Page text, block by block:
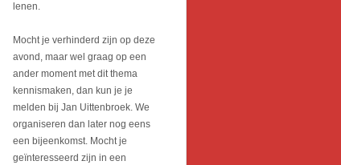
lenen.
Mocht je verhinderd zijn op deze
avond, maar wel graag op een
ander moment met dit thema
kennismaken, dan kun je je
melden bij Jan Uittenbroek. We
organiseren dan later nog eens
een bijeenkomst. Mocht je
geïnteresseerd zijn in een